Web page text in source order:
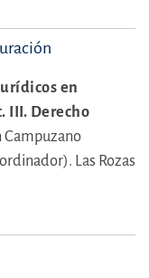
en
III. Derecho
Campuzano
Las Rozas